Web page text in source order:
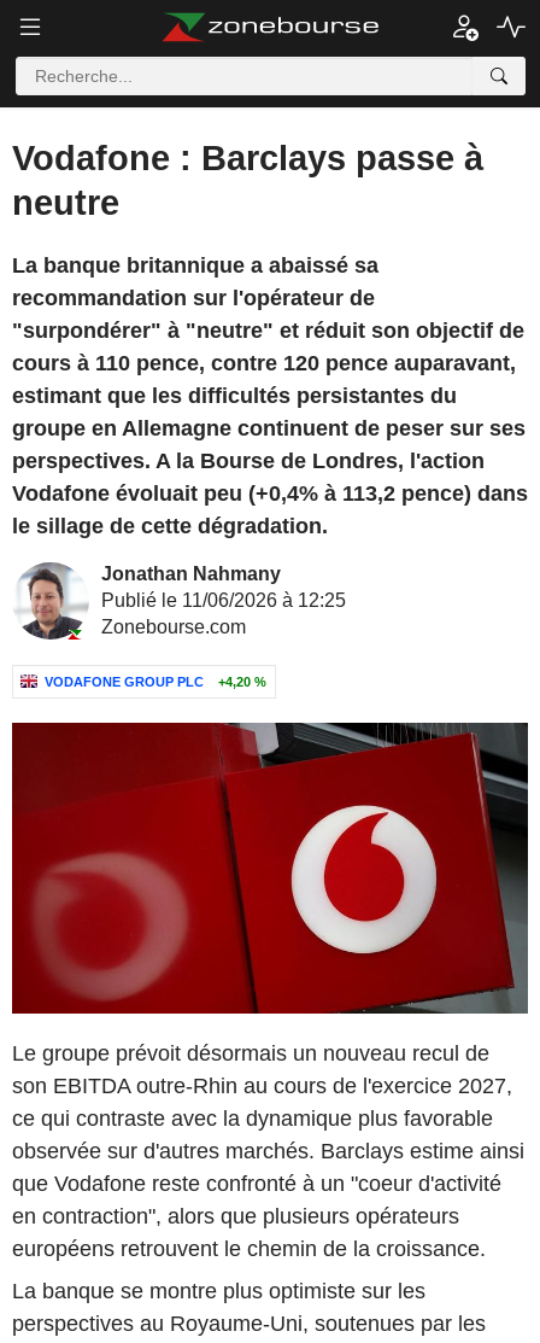
Vodafone : Barclays passe à
neutre
La banque britannique a abaissé sa
recommandation sur l'opérateur de
"surpondérer" à "neutre" et réduit son objectif de
cours à 110 pence, contre 120 pence auparavant,
estimant que les difficultés persistantes du
groupe en Allemagne continuent de peser sur ses
perspectives. A la Bourse de Londres, l'action
Vodafone évoluait peu (+0,4% à 113,2 pence) dans
le sillage de cette dégradation.
Jonathan Nahmany
Publié le 11/06/2026 à 12:25
Zonebourse.com
VODAFONE GROUP PLC +4,20 %
Le groupe prévoit désormais un nouveau recul de
son EBITDA outre-Rhin au cours de l'exercice 2027,
ce qui contraste avec la dynamique plus favorable
observée sur d'autres marchés. Barclays estime ainsi
que Vodafone reste confronté à un "coeur d'activité
en contraction", alors que plusieurs opérateurs
européens retrouvent le chemin de la croissance.
La banque se montre plus optimiste sur les
perspectives au Royaume-Uni, soutenues par les